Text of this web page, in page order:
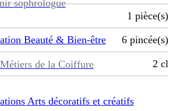
sophrologue
Beauté & Bien-être
de la Coiffure
Arts décoratifs et créatifs
1 pièce(s)
6 pincée(s)
2 cl